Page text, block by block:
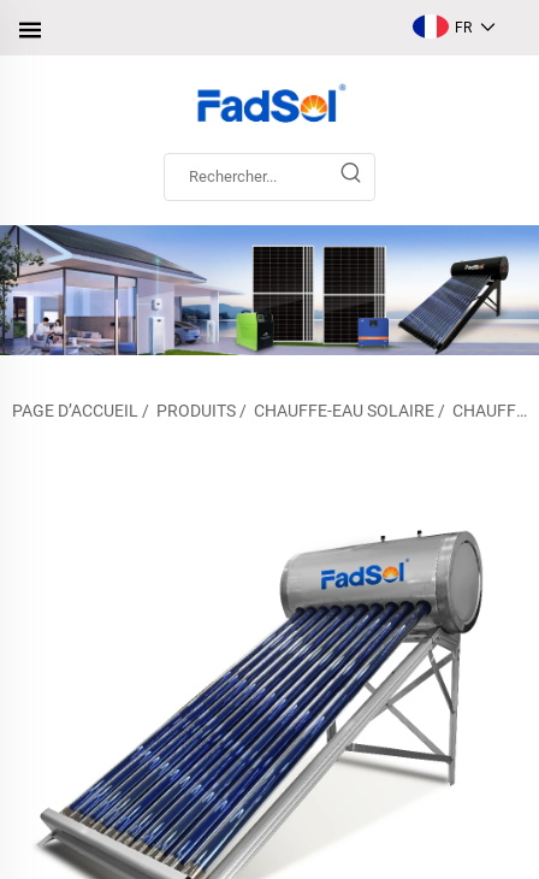
FR
PAGE D’ACCUEIL / PRODUITS / CHAUFFE-EAU SOLAIRE / CHAUFFE-EAU SOLAIRE NON PRESSURISÉ